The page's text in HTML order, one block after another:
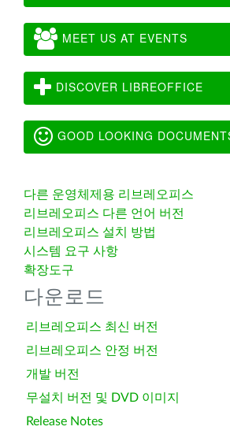
MEET US AT EVENTS
DISCOVER LIBREOFFICE
GOOD LOOKING
다른 운영체제용 리브레오피스
리브레오피스 다른 언어 버전
리브레오피스 설치 방법
시스템 요구 사항
확장도구
다운로드
리브레오피스 최신 버전
리브레오피스 안정 버전
개발 버전
무설치 버전 및 DVD 이미지
Release Notes